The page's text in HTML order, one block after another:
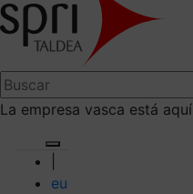
La empresa vasca está aquí
eu